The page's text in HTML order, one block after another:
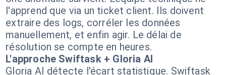
l'apprend que via un ticket client. Ils doivent
extraire des logs, corréler les données
manuellement, et enfin agir. Le délai de
résolution se compte en heures.
L'approche Swiftask + Gloria AI
Gloria AI détecte l'écart statistique. Swiftask